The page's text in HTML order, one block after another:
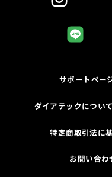
サポートペー
ダイアテックについて
特定商取引法に
お問い合わ